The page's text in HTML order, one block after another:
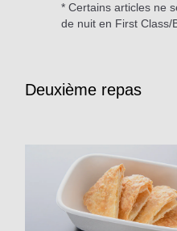
* Certains articles ne
de nuit en First Class/
Deuxième repas